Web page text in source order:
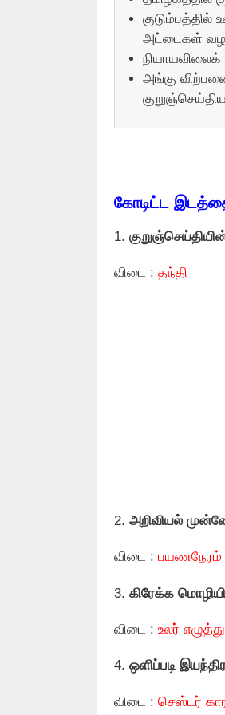
அட்டைகள்
அங்கு
கோடிட்ட இடத்தை
1.
விடை : தந்தி
2. அறிவியல்
விடை : பயணநேரம்
3. கிரேக்க
விடை : உலர்
4. ஒளிப்படி
விடை : செஸ்டர்